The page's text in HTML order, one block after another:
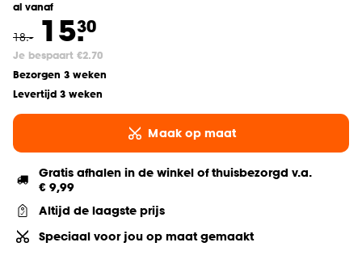
al vanaf
18.- 15.30
Je bespaart €2.70
Bezorgen 3 weken
Levertijd 3 weken
Maak op maat
Gratis afhalen in de winkel of thuisbezorgd v.a.
€ 9,99
Altijd de laagste prijs
Speciaal voor jou op maat gemaakt